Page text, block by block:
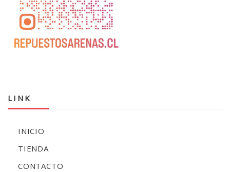
LINK
INICIO
TIENDA
CONTACTO